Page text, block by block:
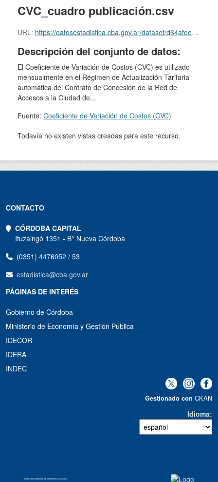
CVC_cuadro publicación.csv
URL: https://datosestadistica.cba.gov.ar/dataset/d64afde3-bc2f-4220-b2f8-5b498a968b95/resource/abd61230-930d-4101-9ab0-98c298d1cf29/download/cvc_cuadro-publicacion_junio.csv
Descripción del conjunto de datos:
El Coeficiente de Variación de Costos (CVC) es utilizado
mensualmente en el Régimen de Actualización Tarifaria
automática del Contrato de Concesión de la Red de
Accesos a la Ciudad de...
Fuente: Coeficiente de Variación de Costos (CVC)
Todavía no existen vistas creadas para este recurso.
CONTACTO
CÓRDOBA CAPITAL
Ituzaingó 1351 - B° Nueva Córdoba
(0351) 4476052 / 53
estadistica@cba.gov.ar
PÁGINAS DE INTERÉS
Gobierno de Córdoba
Ministerio de Economía y Gestión Pública
IDECOR
IDERA
INDEC
Gestionado con CKAN
Idioma
DIRECCIÓN GENERAL DE ESTADÍSTICA Y CENSOS